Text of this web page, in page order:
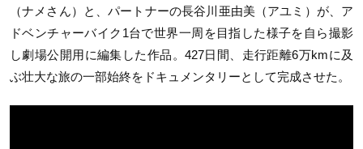
（ナメさん）と、パートナーの⻑谷川亜由美（アユミ）が、ア
ドベンチャーバイク1台で世界一周を目指した様子を自ら撮影
し劇場公開用に編集した作品。427日間、走行距離6万kmに及
ぶ壮大な旅の一部始終をドキュメンタリーとして完成させた。